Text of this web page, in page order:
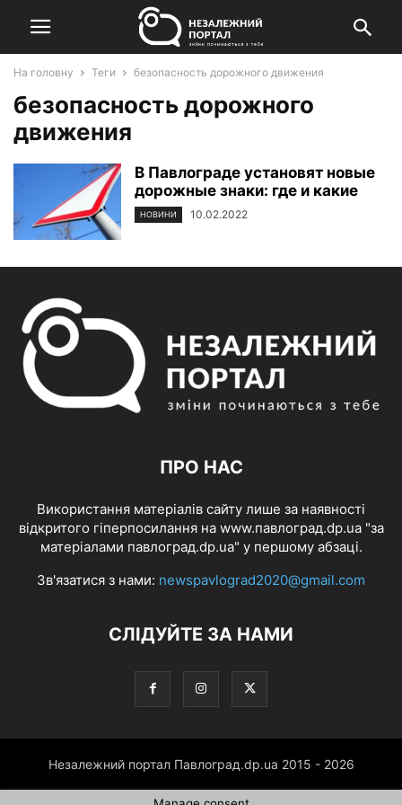
На головну Теги безопасность дорожного движения
безопасность дорожного
движения
В Павлограде установят новые
дорожные знаки: где и какие
НОВИНИ 10.02.2022
ПРО НАС
Використання матеріалів сайту лише за наявності
відкритого гіперпосилання на www.павлоград.dp.ua "за
матеріалами павлоград.dp.ua" у першому абзаці.
Зв'язатися з нами: newspavlograd2020@gmail.com
СЛІДУЙТЕ ЗА НАМИ
Незалежний портал Павлоград.dp.ua 2015 - 2026